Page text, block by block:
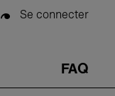
Se connecter
FAQ